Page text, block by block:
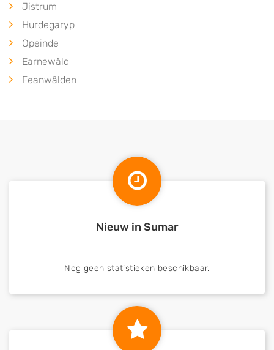
Jistrum
Hurdegaryp
Opeinde
Earnewâld
Feanwâlden
Nieuw in Sumar
Nog geen statistieken beschikbaar.